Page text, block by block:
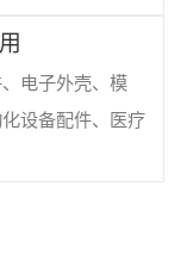
电子外壳、模
设备配件、医疗